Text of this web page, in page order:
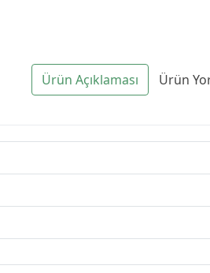
Ürün Açıklaması Ürün